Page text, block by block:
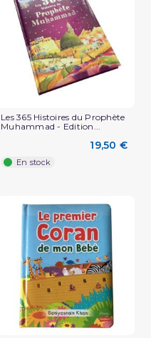
Les 365 Histoires du Prophète
Muhammad - Edition...
19,50 €
En stock